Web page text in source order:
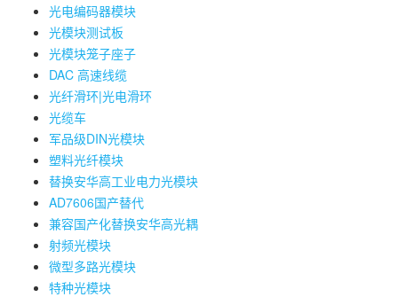
光电编码器模块
光模块测试板
光模块笼子座子
DAC 高速线缆
光纤滑环|光电滑环
光缆车
军品级DIN光模块
塑料光纤模块
替换安华高工业电力光模块
AD7606国产替代
兼容国产化替换安华高光耦
射频光模块
微型多路光模块
特种光模块